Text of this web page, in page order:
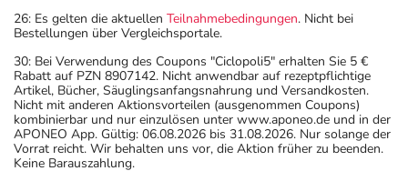
26: Es gelten die aktuellen Teilnahmebedingungen. Nicht bei
Bestellungen über Vergleichsportale.
30: Bei Verwendung des Coupons "Ciclopoli5" erhalten Sie 5 €
Rabatt auf PZN 8907142. Nicht anwendbar auf rezeptpflichtige
Artikel, Bücher, Säuglingsanfangsnahrung und Versandkosten.
Nicht mit anderen Aktionsvorteilen (ausgenommen Coupons)
kombinierbar und nur einzulösen unter www.aponeo.de und in der
APONEO App. Gültig: 06.08.2026 bis 31.08.2026. Nur solange der
Vorrat reicht. Wir behalten uns vor, die Aktion früher zu beenden.
Keine Barauszahlung.